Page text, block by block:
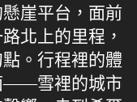
崖平台，面前
北上的里程，
。行程裡的體
——雪裡的城市